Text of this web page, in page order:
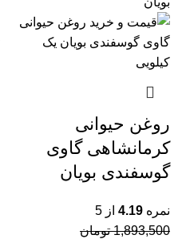
روغن حیوانی
کرمانشاهی گاوی
گوسفندی بویان
نمره 4.19 از 5
1,893,500 تومان